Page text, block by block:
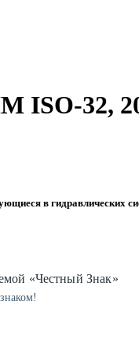
ISO-32,
в гидравлических
«Честный Знак»